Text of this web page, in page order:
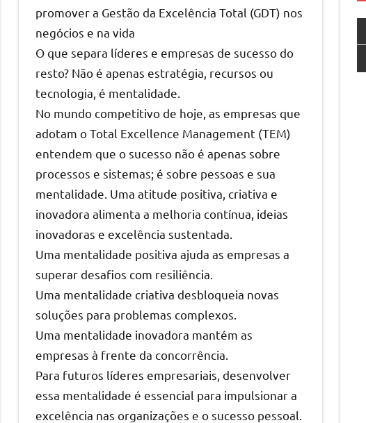
promover a Gestão da Excelência Total (GDT) nos
negócios e na vida
O que separa líderes e empresas de sucesso do
resto? Não é apenas estratégia, recursos ou
tecnologia, é mentalidade.
No mundo competitivo de hoje, as empresas que
adotam o Total Excellence Management (TEM)
entendem que o sucesso não é apenas sobre
processos e sistemas; é sobre pessoas e sua
mentalidade. Uma atitude positiva, criativa e
inovadora alimenta a melhoria contínua, ideias
inovadoras e excelência sustentada.
Uma mentalidade positiva ajuda as empresas a
superar desafios com resiliência.
Uma mentalidade criativa desbloqueia novas
soluções para problemas complexos.
Uma mentalidade inovadora mantém as
empresas à frente da concorrência.
Para futuros líderes empresariais, desenvolver
essa mentalidade é essencial para impulsionar a
excelência nas organizações e o sucesso pessoal.